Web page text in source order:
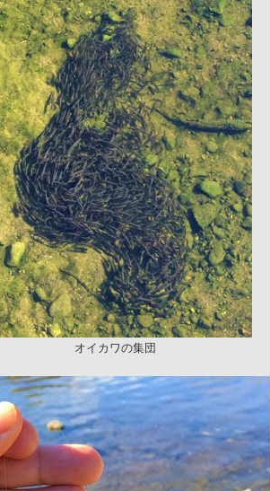
オイカワの集団